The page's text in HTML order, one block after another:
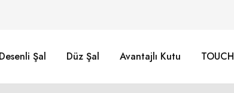
Desenli Şal Düz Şal Avantajlı Kutu TOUCH